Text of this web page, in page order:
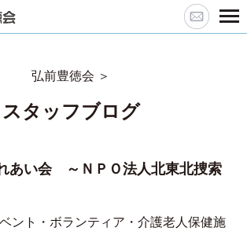
弘前豊徳会 ＞
スタッフブログ
あい会 ～ＮＰＯ法人北東北捜索
ント ・ ボランティア ・ 介護老人保健施